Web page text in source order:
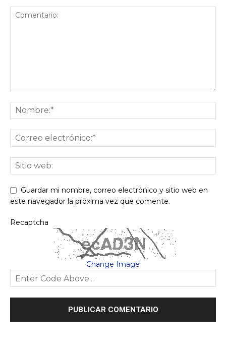
Guardar mi nombre, correo electrónico y sitio web en
este navegador la próxima vez que comente.
Recaptcha
Change Image